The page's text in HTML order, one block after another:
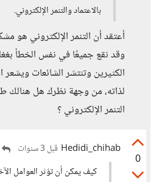
بالاعتماد والتنمر الإلكتروني.
أعتقد أن التنمر الإلكتروني هو
وقد نقع جميعًا في نفس الخطأ
الكثيرين وتنتشر الشائعات
لذاته، من وجهة نظرك هل هنالك
التنمر الإلكتروني ؟
0
Hedidi_chihab قبل 3 سنوات
كيف يمكن أن تؤثر العوامل